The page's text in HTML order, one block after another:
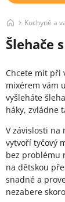
Kuchyně a
Šlehače
Chcete mít při
mixérem vám
vyšleháte
háky, zvládne
V závislosti na
vytvoří tyčový
bez problému
na dětskou
snadné a
nezabere